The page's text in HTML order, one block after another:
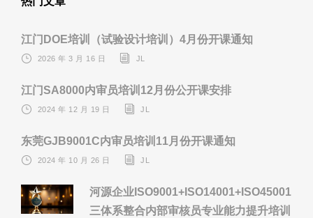
江门DOE培训（试验设计培训）4月份开课通知
2026 年 3 月 16 日 JL
江门SA8000内审员培训12月份公开课安排
2024 年 12 月 19 日 JL
东莞GJB9001C内审员培训11月份开课通知
2024 年 10 月 26 日 JL
河源企业ISO9001+ISO14001+ISO45001
三体系整合内部审核员专业能力提升培训